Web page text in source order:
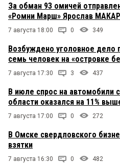
За обман 93 омичей
«Ромни Марш» Ярослав
7 августа 18:00 0 349
Возбуждено уголовное
семь человек на «островке
7 августа 17:30 3 437
В июле спрос на автомобили
области оказался на 11%
7 августа 17:00 0 272
В Омске свердловского
взятки
7 августа 16:30 0 482